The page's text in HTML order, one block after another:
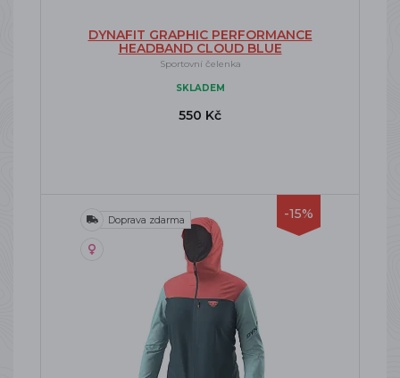
DYNAFIT GRAPHIC PERFORMANCE
HEADBAND CLOUD BLUE
Sportovní čelenka
SKLADEM
550 Kč
-15%
Doprava zdarma